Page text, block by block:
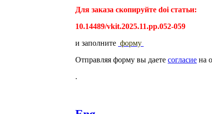
Для заказа скопируйте doi статьи:
10.14489/vkit.2025.11.pp.052-059
и заполните форму
Отправляя форму вы даете согласие на
.